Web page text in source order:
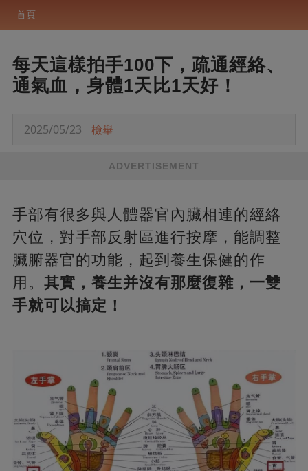
首頁
每天這樣拍手100下，疏通經絡、
通氣血，身體1天比1天好！
2025/05/23 檢舉
ADVERTISEMENT
手部有很多與人體器官內臟相連的經絡
穴位，對手部反射區進行按摩，能調整
臟腑器官的功能，起到養生保健的作
用。 其實，養生并沒有那麼復雜，一雙
手就可以搞定！